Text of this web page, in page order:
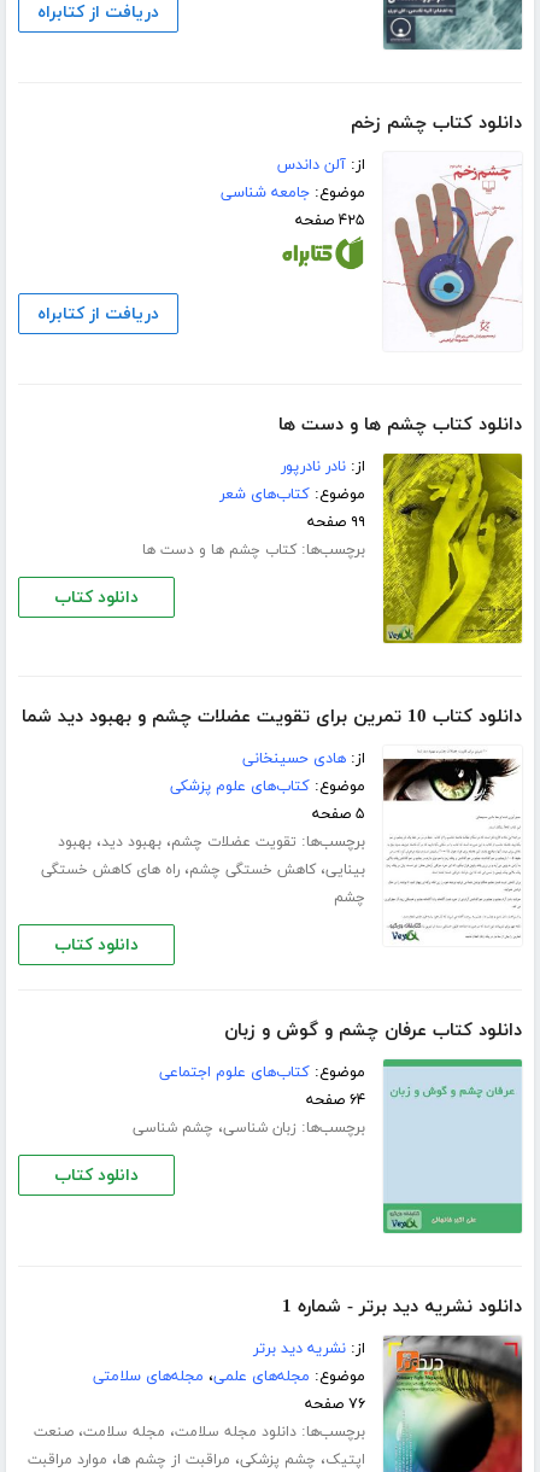
دریافت از کتابراه
دانلود کتاب چشم زخم
از:آلن داندس
موضوع:جامعه شناسی
۴۲۵ صفحه
دریافت از کتابراه
دانلود کتاب چشم ها و دست ها
از:نادر نادرپور
موضوع:کتاب‌های شعر
۹۹ صفحه
برچسب‌ها:کتاب چشم ها و دست ها
دانلود کتاب
دانلود کتاب 10 تمرین برای تقویت عضلات چشم و بهبود دید شما
از:هادی حسینخانی
موضوع:کتاب‌های علوم پزشکی
۵ صفحه
برچسب‌ها: تقویت عضلات چشم،بهبود دید،بهبود
بینایی،کاهش خستگی چشم،راه های کاهش خستگی
چشم
دانلود کتاب
دانلود کتاب عرفان چشم و گوش و زبان
موضوع:کتاب‌های علوم اجتماعی
۶۴ صفحه
برچسب‌ها: زبان شناسی، چشم شناسی
دانلود کتاب
دانلود نشریه دید برتر - شماره 1
از:نشریه دید برتر
موضوع: مجله‌های علمی، مجله‌های سلامتی
۷۶ صفحه
برچسب‌ها:دانلود مجله سلامت، مجله سلامت،صنعت
اپتیک، چشم پزشکی، مراقبت از چشم ها، موارد مراقبت